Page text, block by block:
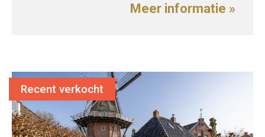
Meer informatie »
Recent verkocht